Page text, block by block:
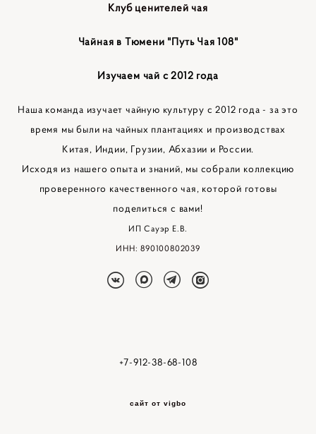
Клуб ценителей чая
Чайная в Тюмени "Путь Чая 108"
Изучаем чай с 2012 года
Наша команда изучает чайную культуру с 2012 года - за это
время мы были на чайных плантациях и производствах
Китая, Индии, Грузии, Абхазии и России.
Исходя из нашего опыта и знаний, мы собрали коллекцию
проверенного качественного чая, которой готовы
поделиться с вами!
ИП Сауэр Е.В.
ИНН: 890100802039
+7-912-38-68-108
сайт от vigbo